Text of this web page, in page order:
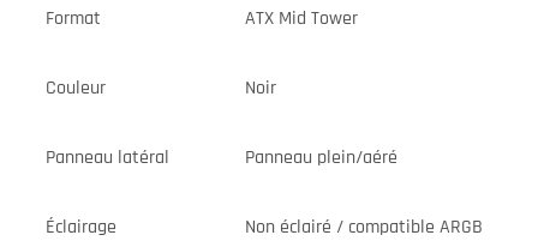
Format ATX Mid Tower
Couleur Noir
Panneau latéral Panneau plein/aéré
Éclairage
Non éclairé / compatible ARGB